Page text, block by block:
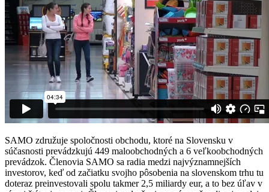
SAMO združuje spoločnosti obchodu, ktoré na Slovensku v
súčasnosti prevádzkujú 449 maloobchodných a 6 veľkoobchodných
prevádzok. Členovia SAMO sa radia medzi najvýznamnejších
investorov, keď od začiatku svojho pôsobenia na slovenskom trhu tu
doteraz preinvestovali spolu takmer 2,5 miliardy eur, a to bez úľav v